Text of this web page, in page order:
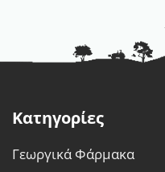
Κατηγορίες
Γεωργικά Φάρμακα